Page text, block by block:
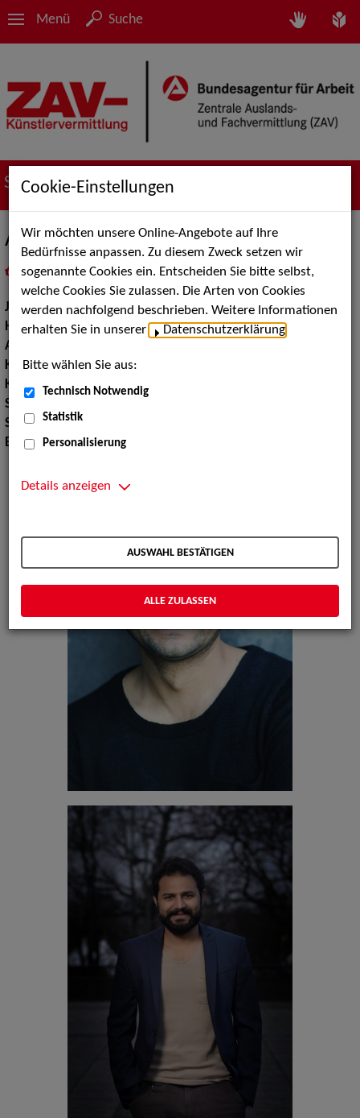
Menü Suche
Suche nach Künstler*innen
Adam Sandhu
als PDF speichern
inMeine Merklistelegen
Jahrgang:1982
Haarfarbe:schwarz
Augenfarbe:
Körpergröße:175 cm
Konfektionsgröße:48
Schuhgröße:
Sprachen:Englisch, Gujarati, Russisch, Ukrainisch, Hindi
Erscheinungsbild:Arabisch, Persisch, Indisch
Cookie-Einstellungen
Wir möchten unsere Online-Angebote auf Ihre
Bedürfnisse anpassen. Zu diesem Zweck setzen wir
sogenannte Cookies ein. Entscheiden Sie bitte selbst,
welche Cookies Sie zulassen. Die Arten von Cookies
werden nachfolgend beschrieben. Weitere Informationen
erhalten Sie in unserer
Datenschutzerklärung
Bitte wählen Sie aus:
Technisch Notwendig
Statistik
Personalisierung
Details anzeigen
AUSWAHL BESTÄTIGEN
ALLE ZULASSEN